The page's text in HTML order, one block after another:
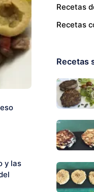
y las
Recetas
Recetas
Recetas